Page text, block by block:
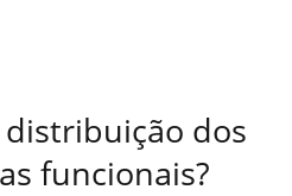
dos
funcionais?